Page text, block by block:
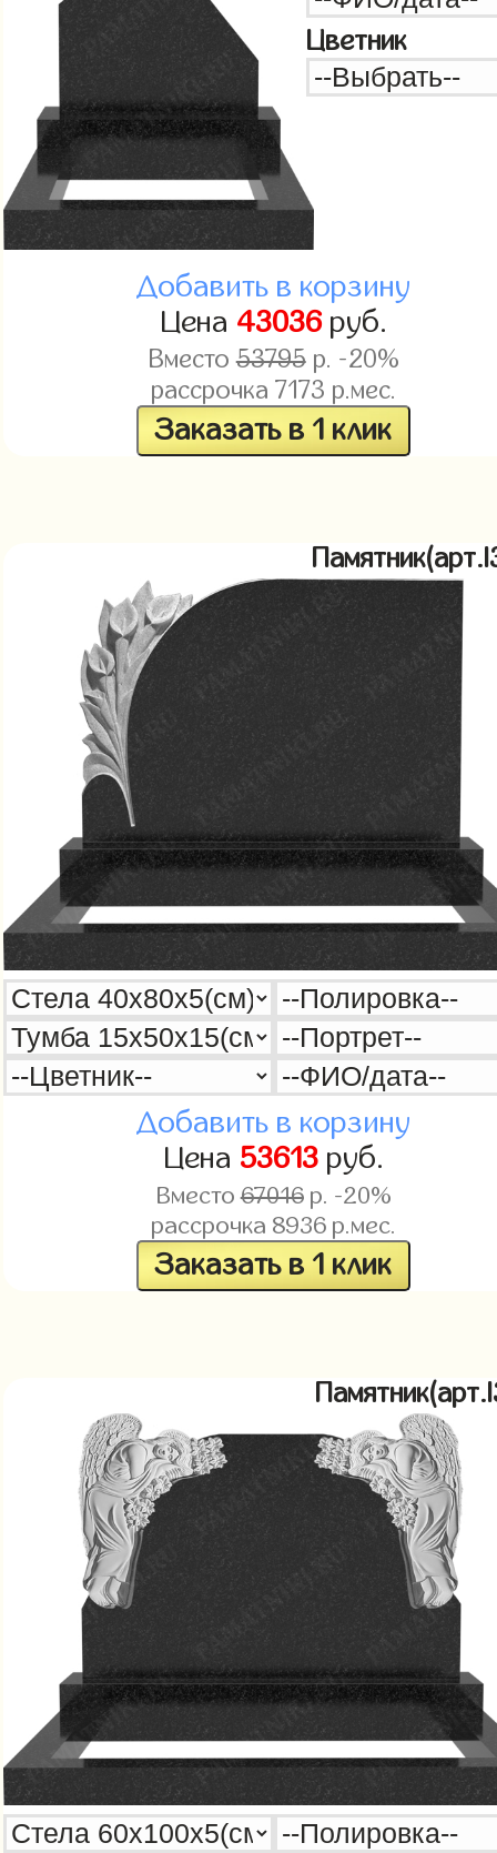
Цветник
Добавить в корзину
Цена 43036руб.
Вместо53795р. -20%
рассрочка7173 р.мес.
Заказать в 1 клик
Добавить в корзину
Цена 53613руб.
Вместо67016р. -20%
рассрочка 8936 р.мес.
Заказать в 1 клик